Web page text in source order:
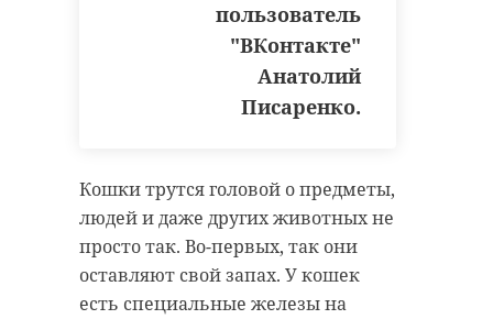
пользователь
"ВКонтакте"
Анатолий
Писаренко.
Кошки трутся головой о предметы,
людей и даже других животных не
просто так. Во-первых, так они
оставляют свой запах. У кошек
есть специальные железы на